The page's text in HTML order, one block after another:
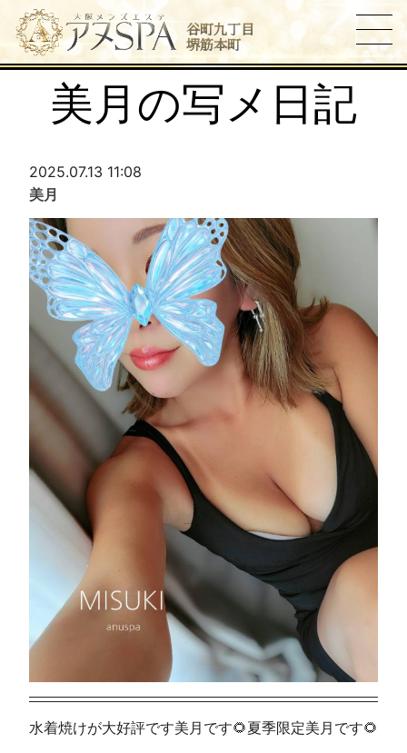
谷町九丁目
堺筋本町
美月の写メ日記
2025.07.13 11:08
美月
水着焼けが大好評です美月です🌻夏季限定美月です🌻